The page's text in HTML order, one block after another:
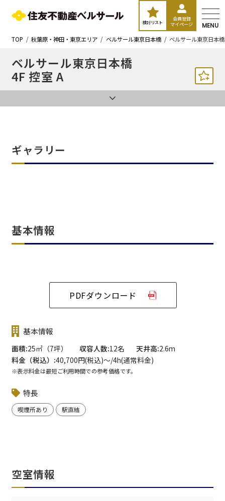
検討リスト
会員登録
マイページ
MENU
TOP
秋葉原・神田・東京エリア ベルサール東京日本橋 ベルサール東京日本
ベルサール東京日本橋
4F 控室 A
ギャラリー
基本情報
PDFダウンロード
基本情報
面積 25㎡（7坪） 収容人数 12名 天井高 2.6m
料金（税込）
40,700円(税込)〜/4h(通常料金)
※表示料金は最短ご利用時間での参考価格です。
特長
喫煙所あり 駅直結
空室情報